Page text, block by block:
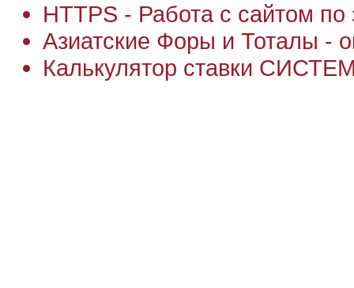
HTTPS - Работа с сайтом
Азиатские Форы и Тоталы -
Калькулятор ставки